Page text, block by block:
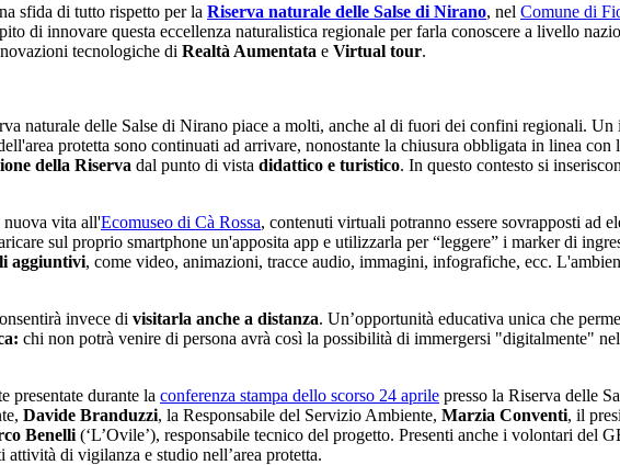
sfida di tutto rispetto per la Riserva naturale delle Salse di Nirano, nel Comune di
di innovare questa eccellenza naturalistica regionale per farla conoscere a livello
tecnologiche di Realtà Aumentata e Virtual tour.
naturale delle Salse di Nirano piace a molti, anche al di fuori dei confini regionali. Un
protetta sono continuati ad arrivare, nonostante la chiusura obbligata in linea
della Riserva dal punto di vista didattico e turistico. In questo contesto si
nuova vita all'Ecomuseo di Cà Rossa, contenuti virtuali potranno essere sovrapposti ad
sul proprio smartphone un'apposita app e utilizzarla per “leggere” i marker di
aggiuntivi, come video, animazioni, tracce audio, immagini, infografiche, ecc.
invece di visitarla anche a distanza. Un’opportunità educativa unica che
chi non potrà venire di persona avrà così la possibilità di immergersi "digitalmente"
presentate durante la conferenza stampa dello scorso 24 aprile presso la Riserva delle
Davide Branduzzi, la Responsabile del Servizio Ambiente, Marzia Conventi, il
Benelli (‘L’Ovile’), responsabile tecnico del progetto. Presenti anche i volontari
di vigilanza e studio nell’area protetta.